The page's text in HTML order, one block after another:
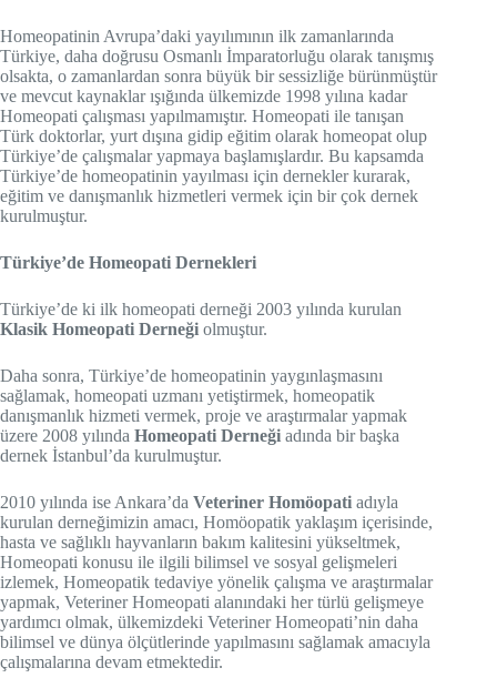
Homeopatinin Avrupa’daki yayılımının ilk zamanlarında
Türkiye, daha doğrusu Osmanlı İmparatorluğu olarak tanışmış
olsakta, o zamanlardan sonra büyük bir sessizliğe bürünmüştür
ve mevcut kaynaklar ışığında ülkemizde 1998 yılına kadar
Homeopati çalışması yapılmamıştır. Homeopati ile tanışan
Türk doktorlar, yurt dışına gidip eğitim olarak homeopat olup
Türkiye’de çalışmalar yapmaya başlamışlardır. Bu kapsamda
Türkiye’de homeopatinin yayılması için dernekler kurarak,
eğitim ve danışmanlık hizmetleri vermek için bir çok dernek
kurulmuştur.
Türkiye’de Homeopati Dernekleri
Türkiye’de ki ilk homeopati derneği 2003 yılında kurulan
Klasik Homeopati Derneği olmuştur.
Daha sonra, Türkiye’de homeopatinin yaygınlaşmasını
sağlamak, homeopati uzmanı yetiştirmek, homeopatik
danışmanlık hizmeti vermek, proje ve araştırmalar yapmak
üzere 2008 yılında Homeopati Derneği adında bir başka
dernek İstanbul’da kurulmuştur.
2010 yılında ise Ankara’da Veteriner Homöopati adıyla
kurulan derneğimizin amacı, Homöopatik yaklaşım içerisinde,
hasta ve sağlıklı hayvanların bakım kalitesini yükseltmek,
Homeopati konusu ile ilgili bilimsel ve sosyal gelişmeleri
izlemek, Homeopatik tedaviye yönelik çalışma ve araştırmalar
yapmak, Veteriner Homeopati alanındaki her türlü gelişmeye
yardımcı olmak, ülkemizdeki Veteriner Homeopati’nin daha
bilimsel ve dünya ölçütlerinde yapılmasını sağlamak amacıyla
çalışmalarına devam etmektedir.